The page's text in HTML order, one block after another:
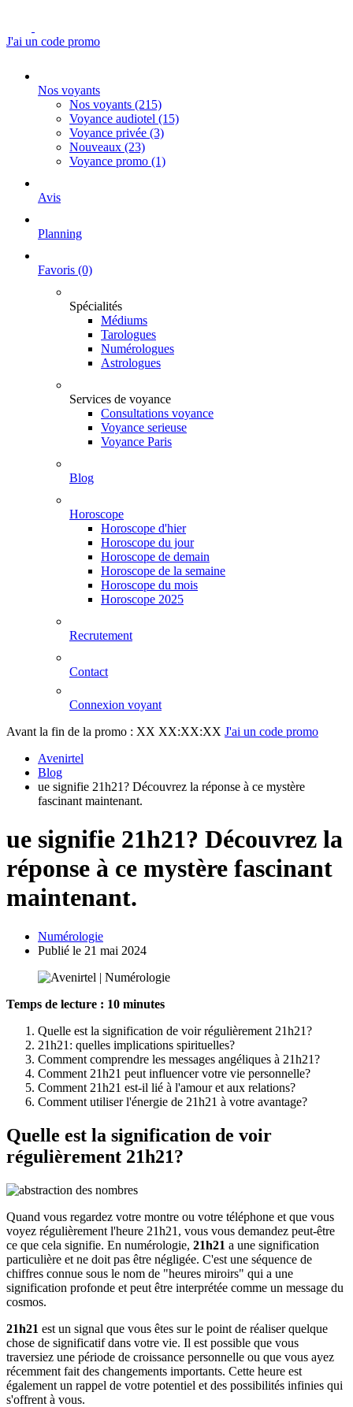
J'ai un code promo
Nos voyants
Nos voyants (215)
Voyance audiotel (15)
Voyance privée (3)
Nouveaux (23)
Voyance promo (1)
Avis
Planning
Favoris (0)
Spécialités
Médiums
Tarologues
Numérologues
Astrologues
Services de voyance
Consultations voyance
Voyance serieuse
Voyance Paris
Blog
Horoscope
Horoscope d'hier
Horoscope du jour
Horoscope de demain
Horoscope de la semaine
Horoscope du mois
Horoscope 2025
Recrutement
Contact
Connexion voyant
Avant la fin de la promo : XX XX:XX:XX J'ai un code promo
Avenirtel
Blog
ue signifie 21h21? Découvrez la réponse à ce mystère
fascinant maintenant.
ue signifie 21h21? Découvrez la
réponse à ce mystère fascinant
maintenant.
Numérologie
Publié le 21 mai 2024
Temps de lecture : 10 minutes
Quelle est la signification de voir régulièrement 21h21?
21h21: quelles implications spirituelles?
Comment comprendre les messages angéliques à 21h21?
Comment 21h21 peut influencer votre vie personnelle?
Comment 21h21 est-il lié à l'amour et aux relations?
Comment utiliser l'énergie de 21h21 à votre avantage?
Quelle est la signification de voir
régulièrement 21h21?
Quand vous regardez votre montre ou votre téléphone et que vous
voyez régulièrement l'heure 21h21, vous vous demandez peut-être
ce que cela signifie. En numérologie, 21h21 a une signification
particulière et ne doit pas être négligée. C'est une séquence de
chiffres connue sous le nom de "heures miroirs" qui a une
signification profonde et peut être interprétée comme un message du
cosmos.
21h21 est un signal que vous êtes sur le point de réaliser quelque
chose de significatif dans votre vie. Il est possible que vous
traversiez une période de croissance personnelle ou que vous ayez
récemment fait des changements importants. Cette heure est
également un rappel de votre potentiel et des possibilités infinies qui
s'offrent à vous.